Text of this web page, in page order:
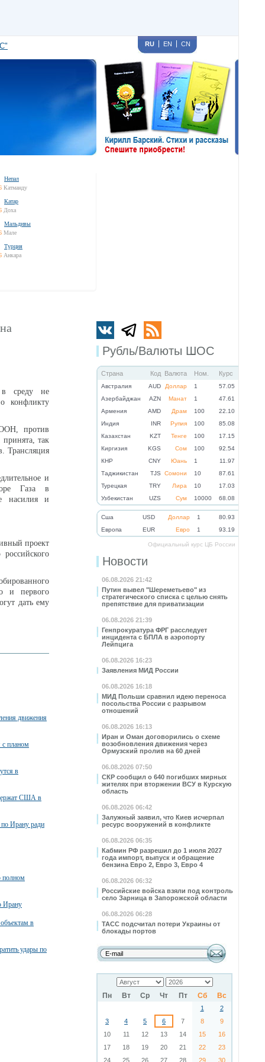
RU EN CN
Непал
Катманду
Катар
Доха
Мальдивы
Мале
Турция
Анкара
Рубль/Валюты ШОС
Страна Код Валюта Ном. Курс
Австралия AUD Доллар 1
57.05
Азербайджан
AZN Манат 1
47.61
Армения
AMD Драм 100
22.10
Индия
INR Рупия 100
85.08
Казахстан
KZT Тенге 100
17.15
Киргизия
KGS Сом 100
92.54
КНР
CNY Юань 1
11.97
Таджикистан
TJS Сомони 10
87.61
Турецкая
TRY Лира 10
17.03
Узбекистан
UZS Сум 10000 68.08
Cша USD Доллар 1
80.93
Eвропа
EUR Евро 1 93.19
Официальный курс ЦБ России
Новости
06.08.2026 21:42
Путин вывел "Шереметьево" из
стратегического списка с целью снять
препятствие для приватизации
06.08.2026 21:39
Генпрокуратура ФРГ расследует
инцидента с БПЛА в аэропорту
Лейпцига
06.08.2026 16:23
Заявления МИД России
06.08.2026 16:18
МИД Польши сравнил идею переноса
посольства России с разрывом
отношений
06.08.2026 16:13
Иран и Оман договорились о схеме
возобновления движения через
Ормузский пролив на 60 дней
06.08.2026 07:50
СКР сообщил о 640 погибших мирных
жителях при вторжении ВСУ в Курскую
область
06.08.2026 06:42
Залужный заявил, что Киев исчерпал
ресурс вооружений в конфликте
06.08.2026 06:35
Кабмин РФ разрешил до 1 июля 2027
года импорт, выпуск и обращение
бензина Евро 2, Евро 3, Евро 4
06.08.2026 06:32
Российские войска взяли под контроль
село Зарница в Запорожской области
06.08.2026 06:28
ТАСС подсчитал потери Украины от
блокады портов
Пн Вт Ср Чт Пт Сб Вс
1
2
3
4 5 6 7 8
9
10
11 12 13 14 15
16
17
18 19 20 21 22
23
24
25 26 27 28 29 30
среду не
конфликту
против
так
Трансляция
и
Газа в
насилия и
проект
и первого
дать ему
движения
с планом
в
США в
по Ирану ради
полном
Ирану
в
удары по